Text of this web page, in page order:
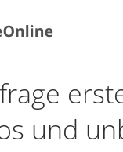
und